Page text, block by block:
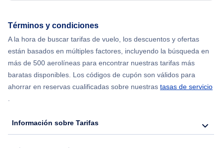
Términos y condiciones
A la hora de buscar tarifas de vuelo, los descuentos y ofertas
están basados en múltiples factores, incluyendo la búsqueda en
más de 500 aerolíneas para encontrar nuestras tarifas más
baratas disponibles. Los códigos de cupón son válidos para
ahorrar en reservas cualificadas sobre nuestras tasas de servicio
.
Información sobre Tarifas